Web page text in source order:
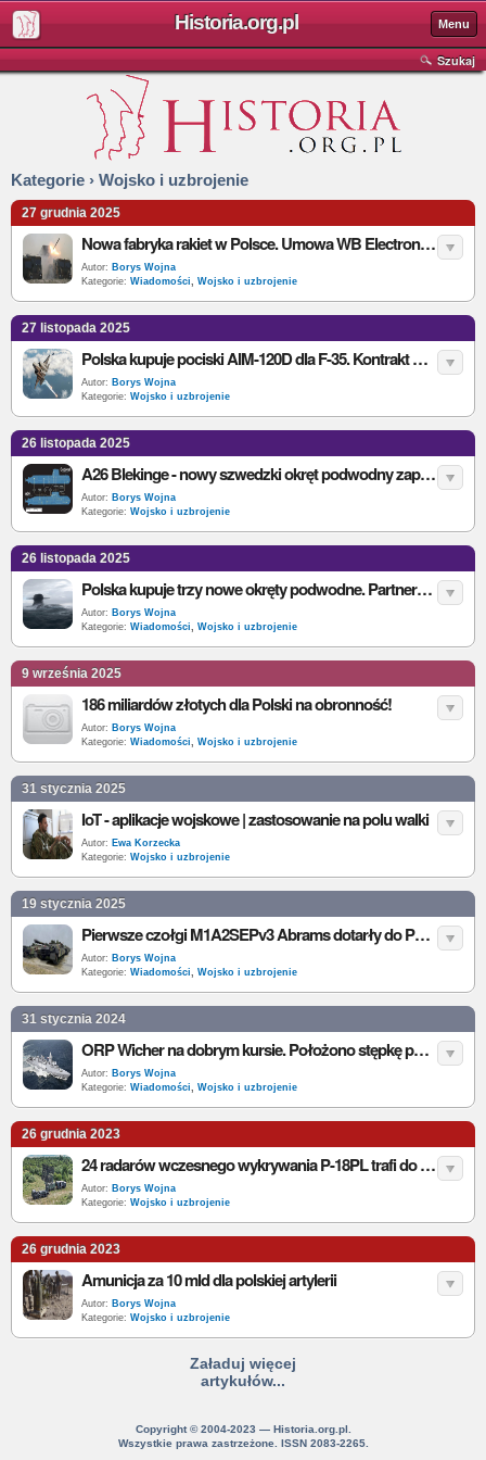
Historia.org.pl Menu
Szukaj
Kategorie › Wojsko i uzbrojenie
27 grudnia 2025
Nowa fabryka rakiet w Polsce. Umowa WB Electronics i Hanwha Aerospace przy HOMAR-K
Autor: Borys Wojna
Kategorie: Wiadomości, Wojsko i uzbrojenie
27 listopada 2025
Polska kupuje pociski AIM-120D dla F-35. Kontrakt wart 500 mln dolarów
Autor: Borys Wojna
Kategorie: Wojsko i uzbrojenie
26 listopada 2025
A26 Blekinge - nowy szwedzki okręt podwodny zaprojektowany na Bałtyk i wyzwania XXI wieku
Autor: Borys Wojna
Kategorie: Wojsko i uzbrojenie
26 listopada 2025
Polska kupuje trzy nowe okręty podwodne. Partnerem strategicznym została Szwecja
Autor: Borys Wojna
Kategorie: Wiadomości, Wojsko i uzbrojenie
9 września 2025
186 miliardów złotych dla Polski na obronność!
Autor: Borys Wojna
Kategorie: Wiadomości, Wojsko i uzbrojenie
31 stycznia 2025
IoT - aplikacje wojskowe | zastosowanie na polu walki
Autor: Ewa Korzecka
Kategorie: Wojsko i uzbrojenie
19 stycznia 2025
Pierwsze czołgi M1A2SEPv3 Abrams dotarły do Polski
Autor: Borys Wojna
Kategorie: Wiadomości, Wojsko i uzbrojenie
31 stycznia 2024
ORP Wicher na dobrym kursie. Położono stępkę pod nowoczesną fregatę MIECZNIK
Autor: Borys Wojna
Kategorie: Wiadomości, Wojsko i uzbrojenie
26 grudnia 2023
24 radarów wczesnego wykrywania P-18PL trafi do Wojska Polskiego
Autor: Borys Wojna
Kategorie: Wojsko i uzbrojenie
26 grudnia 2023
Amunicja za 10 mld dla polskiej artylerii
Autor: Borys Wojna
Kategorie: Wojsko i uzbrojenie
Załaduj więcej
artykułów...
Copyright © 2004-2023 — Historia.org.pl.
Wszystkie prawa zastrzeżone. ISSN 2083-2265.